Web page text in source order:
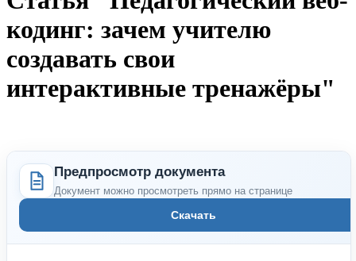
кодинг: зачем учителю
создавать свои
интерактивные тренажёры"
Предпросмотр документа
Документ можно просмотреть прямо на странице
Скачать